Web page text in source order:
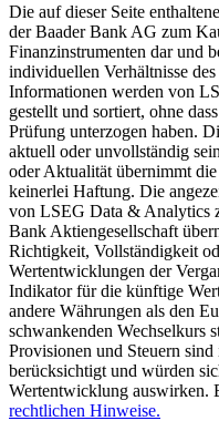
Die auf dieser Seite
der Baader Bank AG zum
Finanzinstrumenten dar und
individuellen Verhältnisse
Informationen werden von
gestellt und sortiert, ohne
Prüfung unterzogen haben.
aktuell oder unvollständig
oder Aktualität übernimmt
keinerlei Haftung. Die
von LSEG Data & Analytics
Bank Aktiengesellschaft
Richtigkeit, Vollständigkeit
Wertentwicklungen der
Indikator für die künftige
andere Währungen als den
schwankenden Wechselkurs
Provisionen und Steuern
berücksichtigt und würden
Wertentwicklung auswirken.
rechtlichen Hinweise.